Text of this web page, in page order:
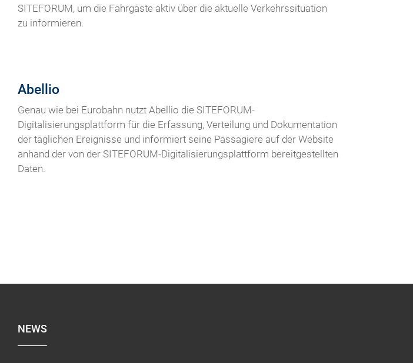
SITEFORUM, um die Fahrgäste aktiv über die aktuelle Verkehrssituation
zu informieren.
Abellio
Genau wie bei Eurobahn nutzt Abellio die SITEFORUM-
Digitalisierungsplattform für die Erfassung, Verteilung und Dokumentation
der täglichen Ereignisse und informiert seine Passagiere auf der Website
anhand der von der SITEFORUM-Digitalisierungsplattform bereitgestellten
Daten.
NEWS